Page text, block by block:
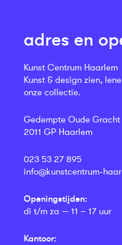
adres en
Kunst Centrum Haarlem
Kunst & design zien,
onze collectie.
Gedempte Oude Gracht
2011 GP Haarlem
023 53 27 895
info@kunstcentrum-
Openingstijden:
di t/m za — 11 – 17 uur
Kantoor: